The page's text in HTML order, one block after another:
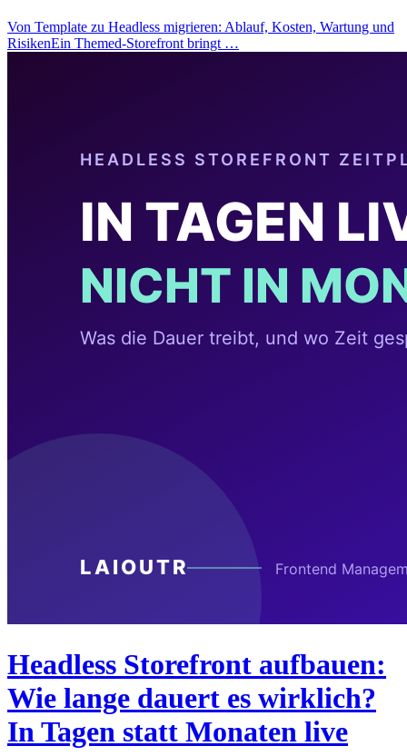
Von Template zu Headless migrieren: Ablauf, Kosten, Wartung und
RisikenEin Themed-Storefront bringt …
Headless Storefront aufbauen:
Wie lange dauert es wirklich?
In Tagen statt Monaten live